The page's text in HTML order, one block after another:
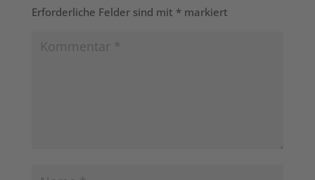
Erforderliche Felder sind mit *markiert